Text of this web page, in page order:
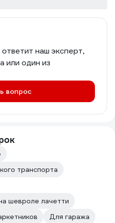
наш эксперт,
или один из
вопрос
транспорта
шевроле лачетти
Для гаража